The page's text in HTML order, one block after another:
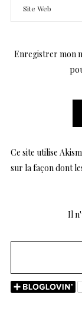
Enregistrer mon
Ce site utilise
sur la façon dont
Il